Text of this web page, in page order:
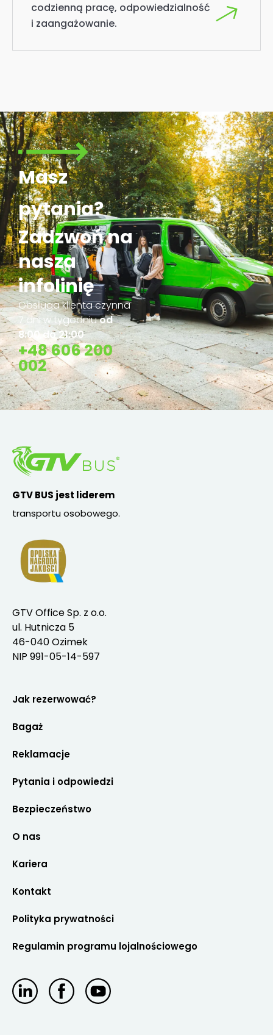
codzienną pracę, odpowiedzialność
i zaangażowanie.
Masz
pytania?
Zadzwoń na
nasza
infolinię
Obsługa klienta czynna
7 dni w tygodniuod
8:00 do 21:00
+48 606 200
002
GTV BUS jest liderem
transportu osobowego.
GTV Office Sp. z o.o.
ul. Hutnicza 5
46-040 Ozimek
NIP 991-05-14-597
Jak rezerwować?
Bagaż
Reklamacje
Pytania i odpowiedzi
Bezpieczeństwo
O nas
Kariera
Kontakt
Polityka prywatności
Regulamin programu lojalnościowego